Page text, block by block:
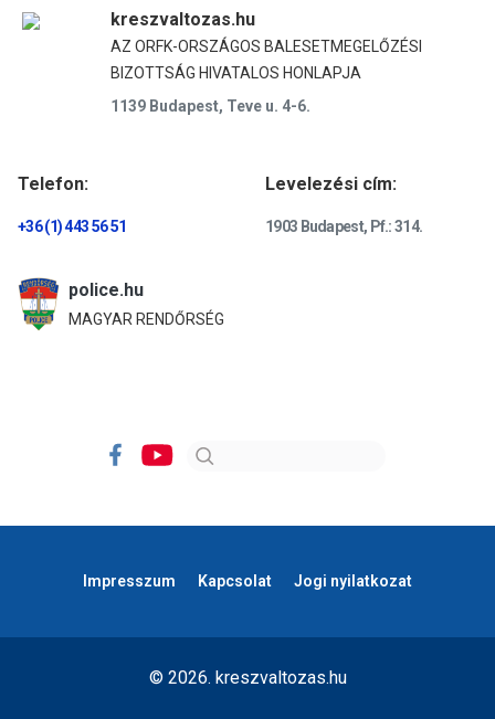
kreszvaltozas.hu
AZ ORFK-ORSZÁGOS BALESETMEGELŐZÉSI
BIZOTTSÁG HIVATALOS HONLAPJA
1139 Budapest, Teve u. 4-6.
Telefon:
+36 (1) 443 56 51
Levelezési cím:
1903 Budapest, Pf.: 314.
police.hu
MAGYAR RENDŐRSÉG
Impresszum Kapcsolat Jogi nyilatkozat
© 2026. kreszvaltozas.hu